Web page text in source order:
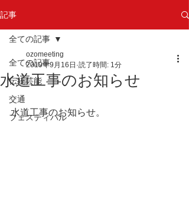
記事
全ての記事
伝統芸能
交通
フェスティバル
全ての記事
水道工事のお知らせ
ozomeeting
2019年9月16日 読了時間: 1分
水道工事のお知らせ。